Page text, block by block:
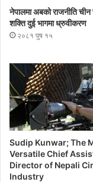
नेपालमा अबको राजनीति चीन
शक्ति दुई भागमा ध्रुवीकरण
२०८१ पुष १५
Sudip Kunwar; The
Versatile Chief
Director of Nepali
Industry